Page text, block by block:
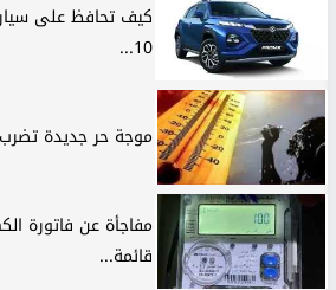
كيف تحافظ على
10...
موجة حر جديدة تضرب 8 دول عربية.. هل...
مفاجأة عن فاتورة
قائمة...